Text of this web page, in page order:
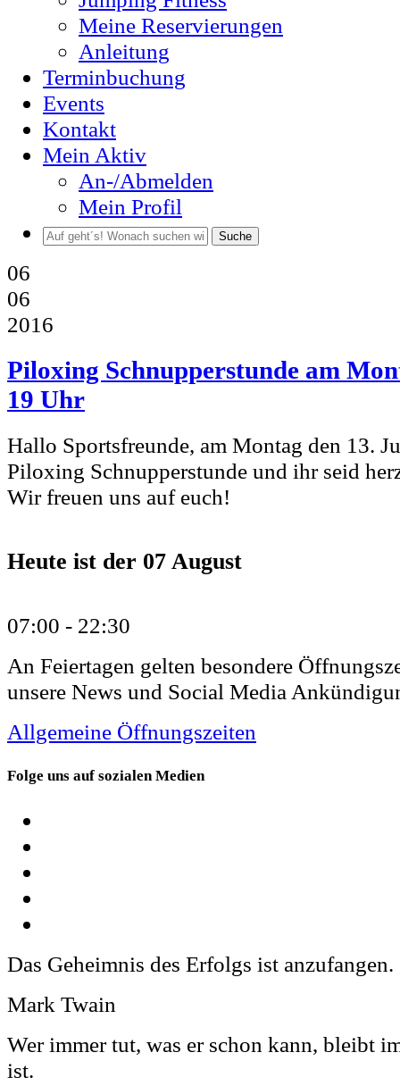
Meine Reservierungen
Anleitung
Terminbuchung
Events
Kontakt
Mein Aktiv
An-/Abmelden
Mein Profil
Suche
06
06
2016
Piloxing Schnupperstunde am
19 Uhr
Hallo Sportsfreunde, am Montag den 13.
Piloxing Schnupperstunde und ihr seid
Wir freuen uns auf euch!
Heute ist der 07 August
07:00 - 22:30
An Feiertagen gelten besondere
unsere News und Social Media
Allgemeine Öffnungszeiten
Folge uns auf sozialen Medien
Das Geheimnis des Erfolgs ist anzufangen.
Mark Twain
Wer immer tut, was er schon kann, bleibt
ist.